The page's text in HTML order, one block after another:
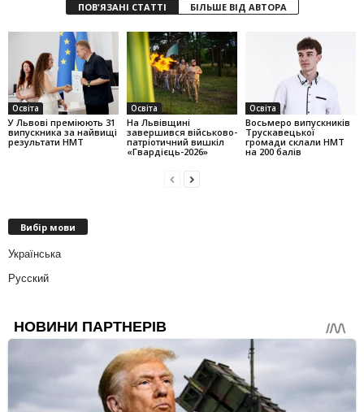
ПОВ'ЯЗАНІ СТАТТІ БІЛЬШЕ ВІД АВТОРА
Освіта
У Львові преміюють 31
випускника за найвищі
результати НМТ
Освіта
На Львівщині
завершився військово-
патріотичний вишкіл
«Гвардієць-2026»
Освіта
Восьмеро випускників
Трускавецької
громади склали НМТ
на 200 балів
Вибір мови
Українська
Русский